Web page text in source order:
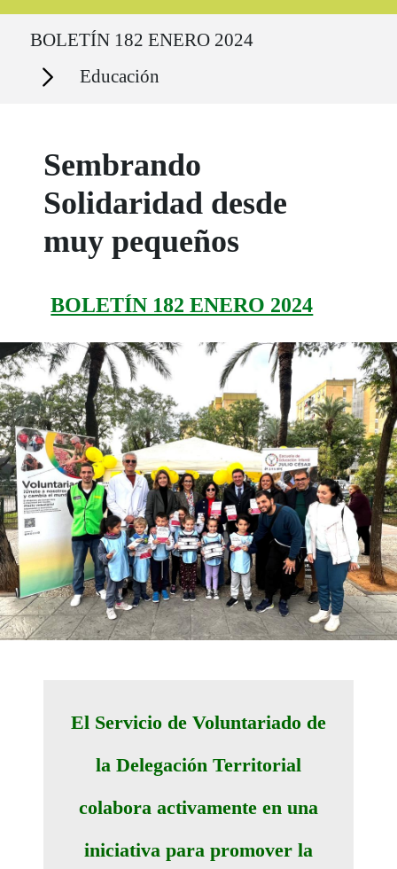
BOLETÍN 182 ENERO 2024
Secciones Educación
Sembrando
Solidaridad desde
muy pequeños
BOLETÍN 182 ENERO 2024
El Servicio de Voluntariado de
la Delegación Territorial
colabora activamente en una
iniciativa para promover la